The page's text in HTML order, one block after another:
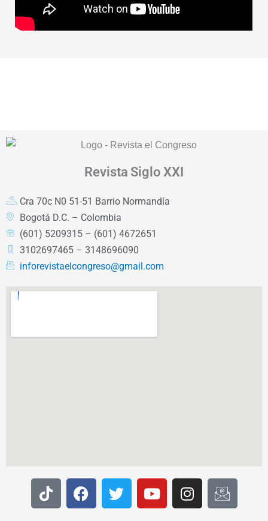
Revista Siglo XXI
Cra 70c N0 51-51 Barrio Normandía
Bogotá D.C. – Colombia
(601) 5209315 – (601) 4672651
3102697465 – 3148696090
inforevistaelcongreso@gmail.com
T
i
F
a
T
w
Y
o
I
n
I
c